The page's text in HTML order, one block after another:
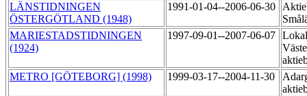
LÄNSTIDNINGEN
ÖSTERGÖTLAND (1948)
1991-01-04--2006-06-30
MARIESTADSTIDNINGEN
(1924)
1997-09-01--2007-06-07
METRO [GÖTEBORG] (1998)
1999-03-17--2004-11-30